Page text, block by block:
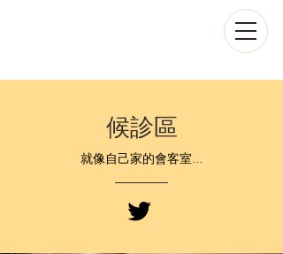
候診區
就像自己家的會客室...